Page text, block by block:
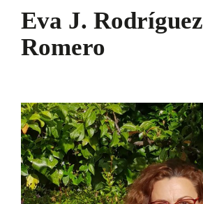
Eva J. Rodríguez
Romero